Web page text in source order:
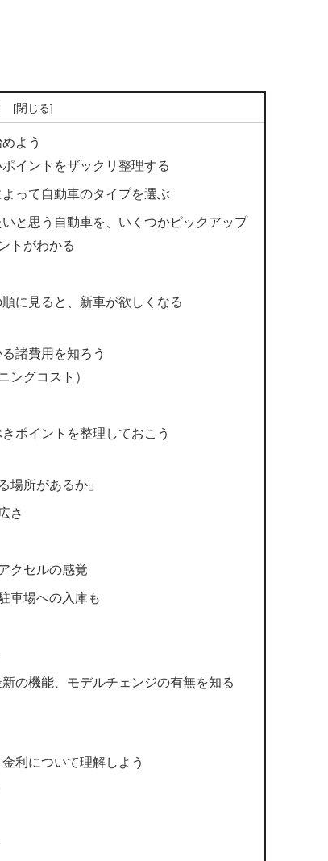
よう
イントをザックリ整理する
って自動車のタイプを選ぶ
と思う自動車を、いくつかピックアップ
トがわかる
に見ると、新車が欲しくなる
諸費用を知ろう
ングコスト）
ポイントを整理しておこう
場所があるか」
さ
クセルの感覚
車場への入庫も
の機能、モデルチェンジの有無を知る
利について理解しよう